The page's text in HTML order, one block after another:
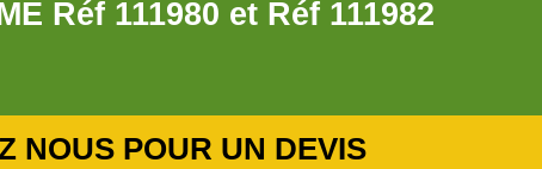
Réf 111980 et Réf 111982
NOUS POUR UN DEVIS